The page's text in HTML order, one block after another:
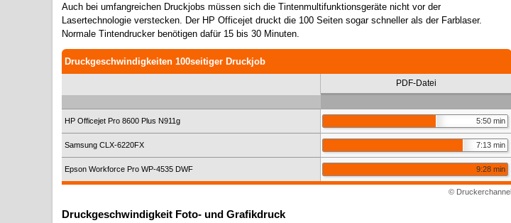
Auch bei umfangreichen Druckjobs müssen sich die Tintenmultifunktionsgeräte nicht vor der
Lasertechnologie verstecken. Der HP Officejet druckt die 100 Seiten sogar schneller als der Farblaser.
Normale Tintendrucker benötigen dafür 15 bis 30 Minuten.
Druckgeschwindigkeiten 100seitiger Druckjob
PDF-Datei
HP Officejet Pro 8600 Plus N911g 5:50 min
Samsung CLX-6220FX 7:13 min
Epson Workforce Pro WP-4535 DWF 9:28 min
© Druckerchannel
Druckgeschwindigkeit Foto- und Grafikdruck